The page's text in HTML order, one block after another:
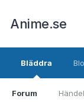
Anime.se
Bläddra
Forum